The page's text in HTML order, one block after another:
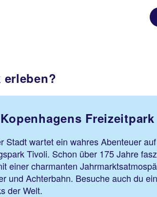
erleben?
Freizeitpark
Stadt wartet ein wahres Abenteuer
Tivoli. Schon über 175 Jahre
einer charmanten
und Achterbahn. Besuche auch du
der Welt.